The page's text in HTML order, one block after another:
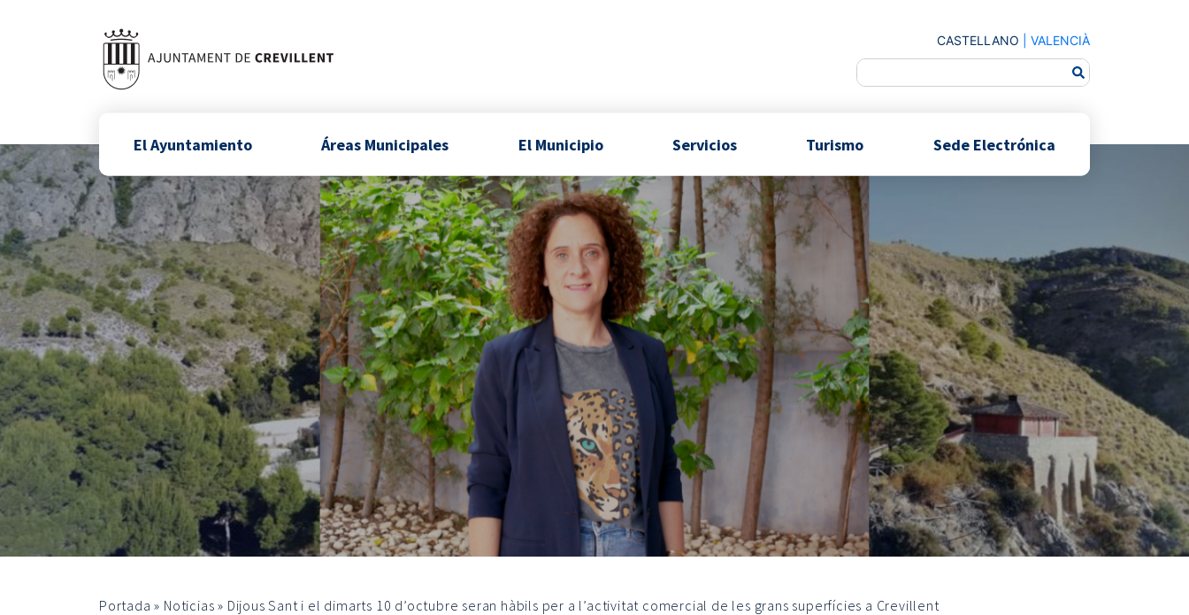
CASTELLANO VALENCIÀ
El Ayuntamiento Áreas Municipales El Municipio Servicios Turismo Sede Electrónica
Portada » Noticias » Dijous Sant i el dimarts 10 d’octubre seran hàbils per a l’activitat comercial de les grans superfícies a Crevillent